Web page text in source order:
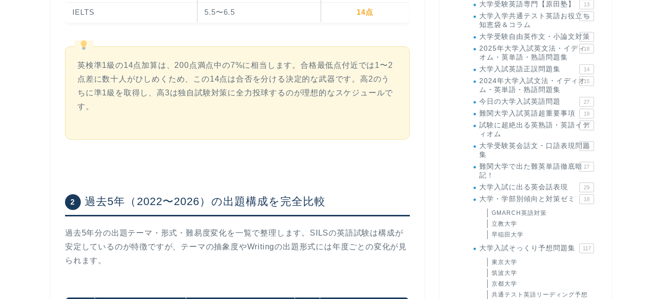
IELTS 5.5〜6.5 14点
英検準1級の14点加算は、200点満点中の7%に相当します。合格最低点付近では1〜2
点差に数十人がひしめくため、この14点は合否を分ける決定的な武器です。高2のう
ちに準1級を取得し、高3は独自試験対策に全力投球するのが理想的なスケジュールで
す。
2 過去5年（2022〜2026）の出題構成を完全比較
過去5年分の出題テーマ・形式・難易度変化を一覧で整理します。SILSの英語試験は構成が
安定しているのが特徴ですが、テーマの抽象度やWritingの出題形式には年度ごとの変化が見
られます。
大学受験英語専門【原田塾】 13
大学入学共通テスト英語お役立ち
知恵袋＆コラム
45
大学受験自由英作文・小論文対策
8
2025年大学入試英文法・イディ
オム・英単語・熟語問題集
18
大学入試英語正誤問題集 14
2024年大学入試文法・イディオ
ム・英単語・熟語問題集
15
今日の大学入試英語問題 27
難関大学入試英語超重要事項 19
試験に超絶出る英熟語・英語イデ
ィオム
71
大学受験英会話文・口語表現問題
集
35
難関大学で出た難英単語徹底暗
記！
27
大学入試に出る英会話表現 29
大学・学部別傾向と対策ゼミ 18
GMARCH英語対策
立教大学
早稲田大学
大学入試そっくり予想問題集 117
東京大学
筑波大学
京都大学
共通テスト英語リーディング予想